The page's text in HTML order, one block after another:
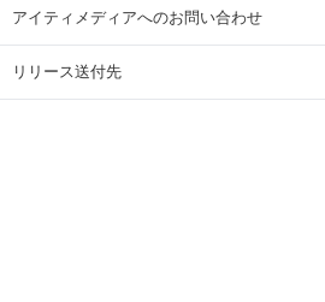
アイティメディアへのお問い合わせ
リリース送付先